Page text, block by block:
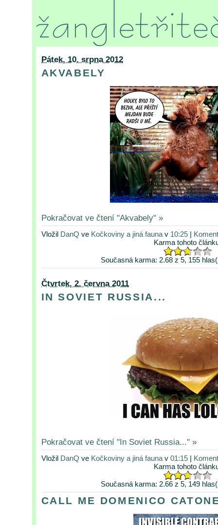
Pátek, 10. srpna 2012
AKVABELY
Pokračovat ve čtení "Akvabely" »
Vložil DanQ ve Kočkoviny a jiná faunav 10:25|
Karma tohoto
Současná karma: 2.68 z 5, 155
Čtvrtek, 2. června 2011
IN SOVIET RUSSIA...
Pokračovat ve čtení "In Soviet Russia..." »
Vložil DanQ ve Kočkoviny a jiná faunav 01:15|
Karma tohoto
Současná karma: 2.66 z 5, 149
CALL ME DOMENICO